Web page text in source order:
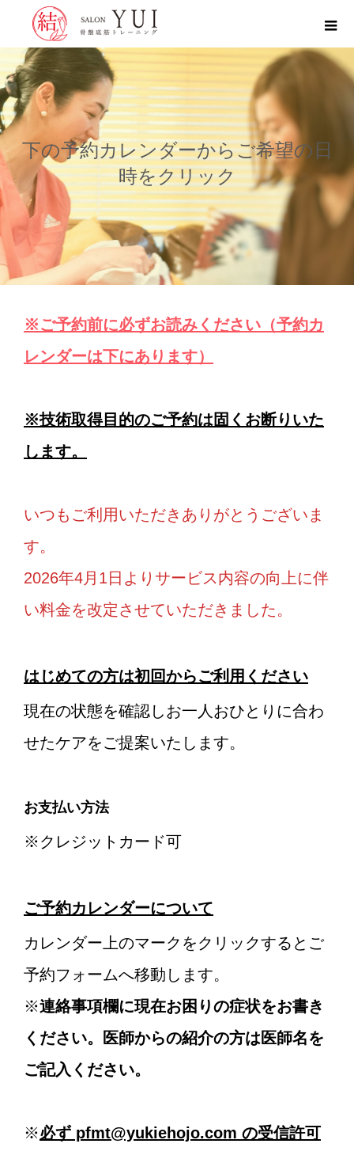
下の予約カレンダーからご希望の日
時をクリック
※ご予約前に必ずお読みください（予約カ
レンダーは下にあります）
※技術取得目的のご予約は固くお断りいた
します。
いつもご利用いただきありがとうございま
す。
2026年4月1日よりサービス内容の向上に伴
い料金を改定させていただきました。
はじめての方は初回からご利用ください
現在の状態を確認しお一人おひとりに合わ
せたケアをご提案いたします。
お支払い方法
※クレジットカード可
ご予約カレンダーについて
カレンダー上のマークをクリックするとご
予約フォームへ移動します。
※連絡事項欄に現在お困りの症状をお書き
ください。医師からの紹介の方は医師名を
ご記入ください。
※必ず pfmt@yukiehojo.com の受信許可